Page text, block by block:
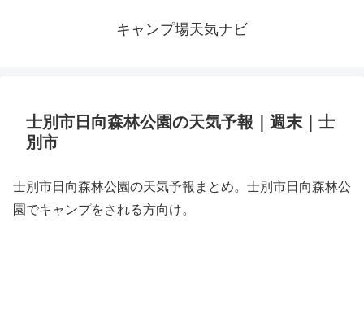
キャンプ場天気ナビ
士別市日向森林公園の天気予報｜週末｜士
別市
士別市日向森林公園の天気予報まとめ。士別市日向森林公
園でキャンプをされる方向け。